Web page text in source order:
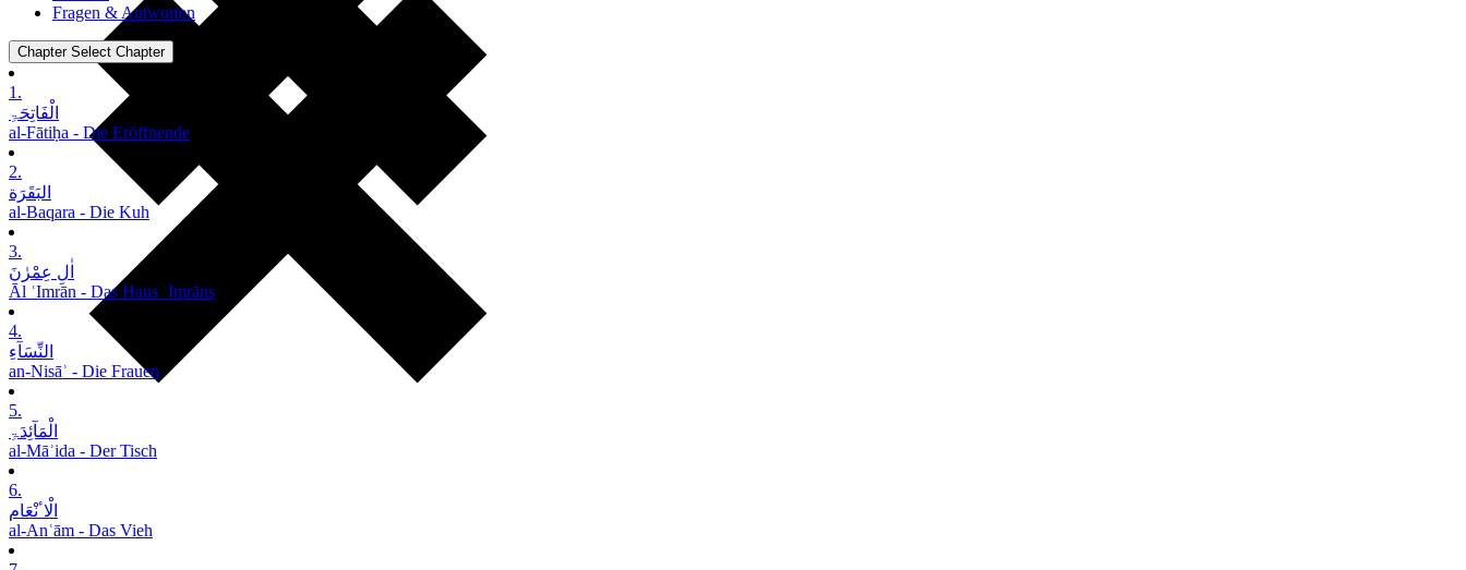
Fragen & Antworten
Chapter Select Chapter
1.
الْفَاتِحَۃِ
al-Fātiḥa - Die Eröffnende
2.
البَقَرَة
al-Baqara - Die Kuh
3.
اٰلِ عِمْرٰنَ
Āl ʿImrān - Das Haus ʿImrāns
4.
النِّسَآءِ
an-Nisāʾ - Die Frauen
5.
الْمَآئِدَۃِ
al-Māʾida - Der Tisch
6.
الْاٴنْعَام
al-Anʿām - Das Vieh